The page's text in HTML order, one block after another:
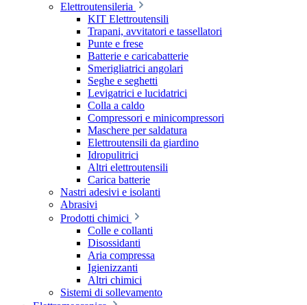
Elettroutensileria
KIT Elettroutensili
Trapani, avvitatori e tassellatori
Punte e frese
Batterie e caricabatterie
Smerigliatrici angolari
Seghe e seghetti
Levigatrici e lucidatrici
Colla a caldo
Compressori e minicompressori
Maschere per saldatura
Elettroutensili da giardino
Idropulitrici
Altri elettroutensili
Carica batterie
Nastri adesivi e isolanti
Abrasivi
Prodotti chimici
Colle e collanti
Disossidanti
Aria compressa
Igienizzanti
Altri chimici
Sistemi di sollevamento